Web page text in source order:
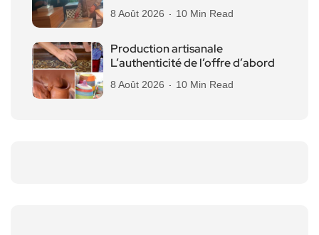
8 Août 2026 10 Min Read
Production artisanale
L’authenticité de l’offre d’abord
8 Août 2026 10 Min Read